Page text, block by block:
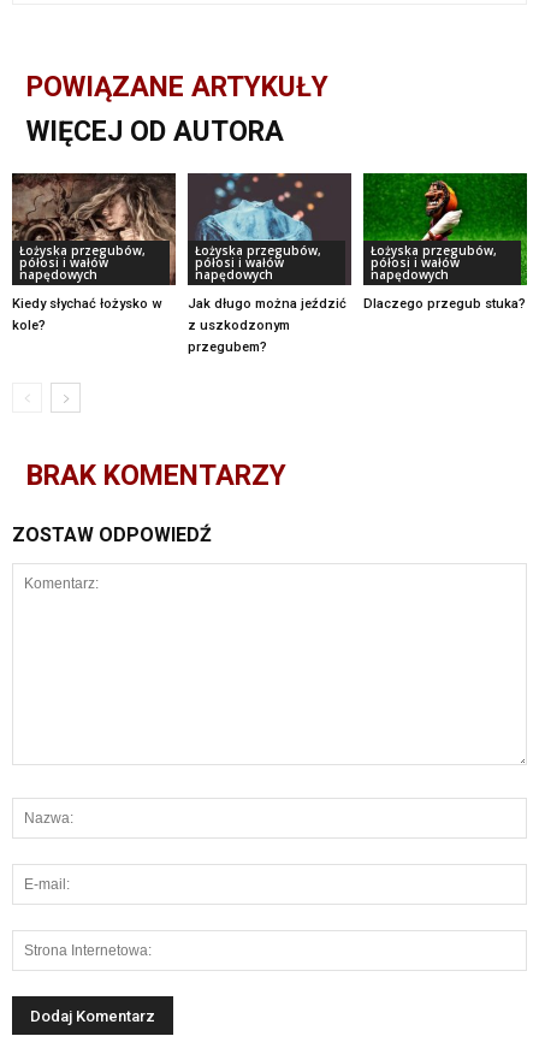
POWIĄZANE ARTYKUŁY
WIĘCEJ OD AUTORA
Łożyska przegubów,
półosi i wałów
napędowych
Kiedy słychać łożysko w
kole?
Łożyska przegubów,
półosi i wałów
napędowych
Jak długo można jeździć
z uszkodzonym
przegubem?
Łożyska przegubów,
półosi i wałów
napędowych
Dlaczego przegub stuka?
BRAK KOMENTARZY
ZOSTAW ODPOWIEDŹ